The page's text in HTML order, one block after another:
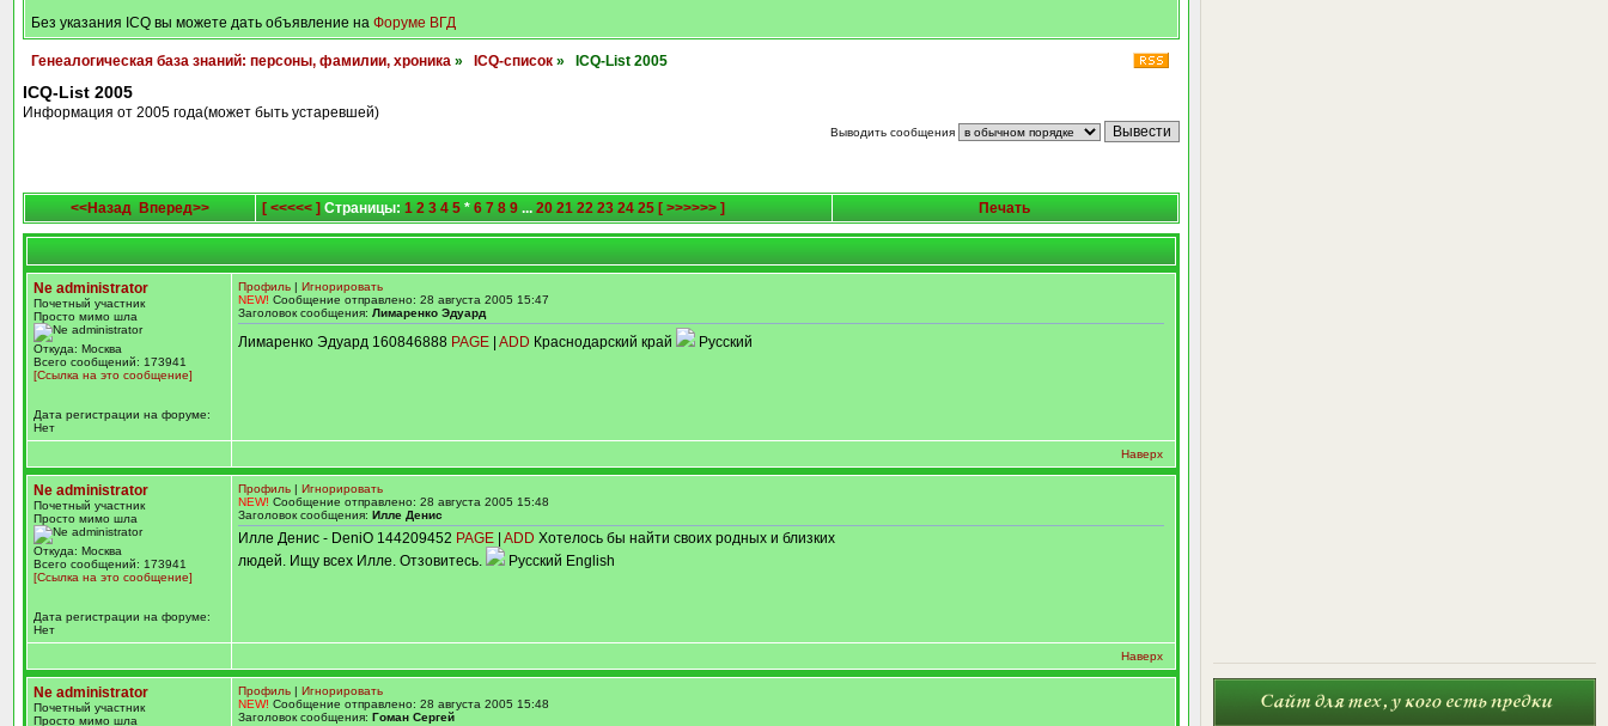
Без указания ICQ вы можете дать объявление на Форуме ВГД
Генеалогическая база знаний: персоны, фамилии, хроника» ICQ-список» ICQ-List 2005
ICQ-List 2005
Информация от 2005 года(может быть устаревшей)
Выводить сообщения
<<Назад Вперед>> [ <<<<< ] Страницы: 1 2 3 4 5* 6 7 8 9... 20 21 22 23 24 25 [ >>>>>> ] Печать
Ne administrator
Почетный участник
Просто мимо шла
Откуда: Москва
Всего сообщений: 173941
[Ссылка на это сообщение]
Дата регистрации на форуме:
Нет
Профиль| Игнорировать
NEW! Сообщение отправлено: 28 августа 2005 15:47
Заголовок сообщения: Лимаренко Эдуард
Лимаренко Эдуард 160846888 PAGE| ADD Краснодарский край Русский
Наверх
Ne administrator
Почетный участник
Просто мимо шла
Откуда: Москва
Всего сообщений: 173941
[Ссылка на это сообщение]
Дата регистрации на форуме:
Нет
Профиль| Игнорировать
NEW! Сообщение отправлено: 28 августа 2005 15:48
Заголовок сообщения: Илле Денис
Илле Денис - DeniO 144209452 PAGE| ADD Хотелось бы найти своих родных и близких
людей. Ищу всех Илле. Отзовитесь.
Русский English
Наверх
Ne administrator
Почетный участник
Просто мимо шла
Профиль| Игнорировать
NEW! Сообщение отправлено: 28 августа 2005 15:48
Заголовок сообщения: Гоман Сергей